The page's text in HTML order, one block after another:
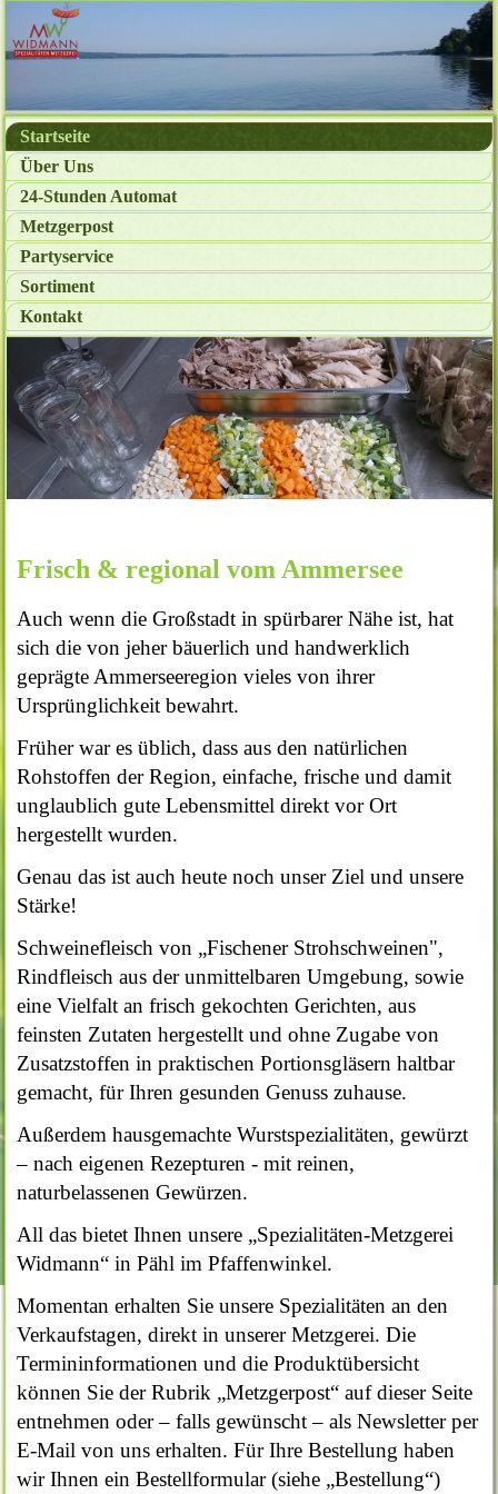
Startseite
Über Uns
24-Stunden Automat
Metzgerpost
Partyservice
Sortiment
Kontakt
Frisch & regional vom Ammersee
Auch wenn die Großstadt in spürbarer Nähe ist, hat
sich die von jeher bäuerlich und handwerklich
geprägte Ammerseeregion vieles von ihrer
Ursprünglichkeit bewahrt.
Früher war es üblich, dass aus den natürlichen
Rohstoffen der Region, einfache, frische und damit
unglaublich gute Lebensmittel direkt vor Ort
hergestellt wurden.
Genau das ist auch heute noch unser Ziel und unsere
Stärke!
Schweinefleisch von „Fischener Strohschweinen",
Rindfleisch aus der unmittelbaren Umgebung, sowie
eine Vielfalt an frisch gekochten Gerichten, aus
feinsten Zutaten hergestellt und ohne Zugabe von
Zusatzstoffen in praktischen Portionsgläsern haltbar
gemacht, für Ihren gesunden Genuss zuhause.
Außerdem hausgemachte Wurstspezialitäten, gewürzt
– nach eigenen Rezepturen - mit reinen,
naturbelassenen Gewürzen.
All das bietet Ihnen unsere „Spezialitäten-Metzgerei
Widmann“ in Pähl im Pfaffenwinkel.
Momentan erhalten Sie unsere Spezialitäten an den
Verkaufstagen, direkt in unserer Metzgerei. Die
Termininformationen und die Produktübersicht
können Sie der Rubrik „Metzgerpost“ auf dieser Seite
entnehmen oder – falls gewünscht – als Newsletter per
E-Mail von uns erhalten. Für Ihre Bestellung haben
wir Ihnen ein Bestellformular (siehe „Bestellung“)